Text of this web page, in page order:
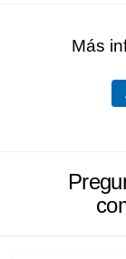
Más